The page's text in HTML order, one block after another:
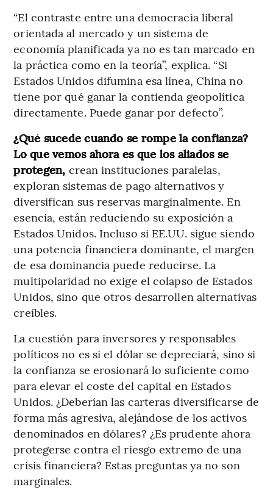
“El contraste entre una democracia liberal
orientada al mercado y un sistema de
economía planificada ya no es tan marcado en
la práctica como en la teoría”, explica. “Si
Estados Unidos difumina esa línea, China no
tiene por qué ganar la contienda geopolítica
directamente. Puede ganar por defecto”.
¿Qué sucede cuando se rompe la confianza?
Lo que vemos ahora es que los aliados se
protegen, crean instituciones paralelas,
exploran sistemas de pago alternativos y
diversifican sus reservas marginalmente. En
esencia, están reduciendo su exposición a
Estados Unidos. Incluso si EE.UU. sigue siendo
una potencia financiera dominante, el margen
de esa dominancia puede reducirse. La
multipolaridad no exige el colapso de Estados
Unidos, sino que otros desarrollen alternativas
creíbles.
La cuestión para inversores y responsables
políticos no es si el dólar se depreciará, sino si
la confianza se erosionará lo suficiente como
para elevar el coste del capital en Estados
Unidos. ¿Deberían las carteras diversificarse de
forma más agresiva, alejándose de los activos
denominados en dólares? ¿Es prudente ahora
protegerse contra el riesgo extremo de una
crisis financiera? Estas preguntas ya no son
marginales.